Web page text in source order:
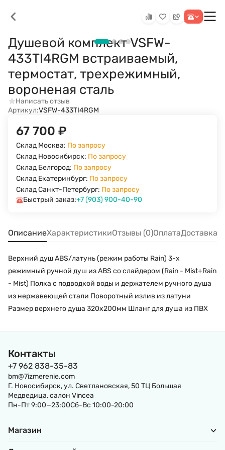
Душевой комплект VSFW-
433TI4RGM встраиваемый,
термостат, трехрежимный,
вороненая сталь
Написать отзыв
Артикул:VSFW-433TI4RGM
67 700 ₽
Склад Москва: По запросу
Склад Новосибирск: По запросу
Склад Белгород: По запросу
Склад Екатеринбург: По запросу
Склад Санкт-Петербург: По запросу
Быстрый заказ:+7 (903) 900-40-90
ОписаниеХарактеристикиОтзывы (0)ОплатаДоставка
Верхний душ ABS/латунь (режим работы Rain) 3-х
режимный ручной душ из ABS cо слайдером (Rain - Mist+Rain
- Mist) Полка с подводкой воды и держателем ручного душа
из нержавеющей стали Поворотный излив из латуни
Размер верхнего душа 320x200мм Шланг для душа из ПВХ
Контакты
+7 962 838-35-83
bm@7izmerenie.com
Г. Новосибирск, ул. Светлановская, 50 ТЦ Большая
Медведица, салон Vincea
Пн-Пт 9:00—23:00Сб-Вс 10:00-20:00
Магазин